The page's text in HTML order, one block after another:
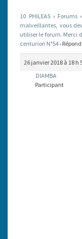
10 PHILEAS › Forums ›
malveillantes, vous
utiliser le forum. Merci
centurion N°54 ›
26 janvier 2018 à 18 h
DIAMBA
Participant